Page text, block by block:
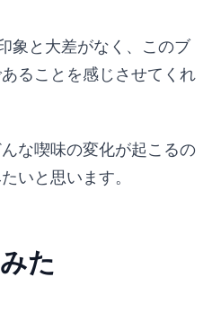
象と大差がなく、このブ
ることを感じさせてくれ
な喫味の変化が起こるの
いと思います。
た